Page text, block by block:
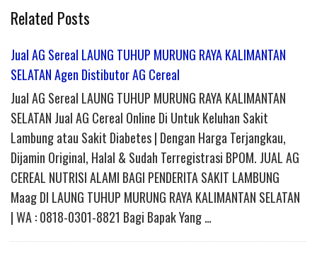
Related Posts
Jual AG Sereal LAUNG TUHUP MURUNG RAYA KALIMANTAN
SELATAN Agen Distibutor AG Cereal
Jual AG Sereal LAUNG TUHUP MURUNG RAYA KALIMANTAN
SELATAN Jual AG Cereal Online Di Untuk Keluhan Sakit
Lambung atau Sakit Diabetes | Dengan Harga Terjangkau,
Dijamin Original, Halal & Sudah Terregistrasi BPOM. JUAL AG
CEREAL NUTRISI ALAMI BAGI PENDERITA SAKIT LAMBUNG
Maag DI LAUNG TUHUP MURUNG RAYA KALIMANTAN SELATAN
| WA : 0818-0301-8821 Bagi Bapak Yang …